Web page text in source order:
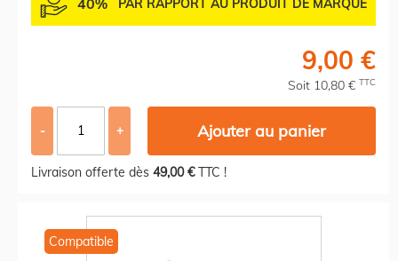
9,00 €
Soit 10,80 € TTC
- + Ajouter au panier
Livraison offerte dès 49,00 €TTC !
Compatible